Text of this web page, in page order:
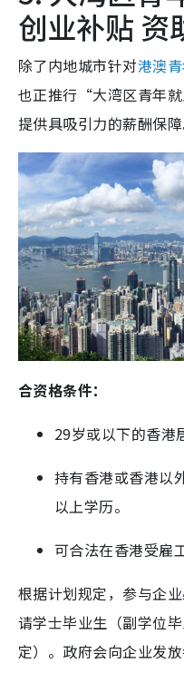
创业补贴 资
除了内地城市针对港澳
也正推行“大湾区青年
提供具吸引力的薪酬保障
合资格条件：
29岁或以下的香港
持有香港或香港以
以上学历。
可合法在香港受雇
根据计划规定，参与企
请学士毕业生（副学位
定）。政府会向企业发